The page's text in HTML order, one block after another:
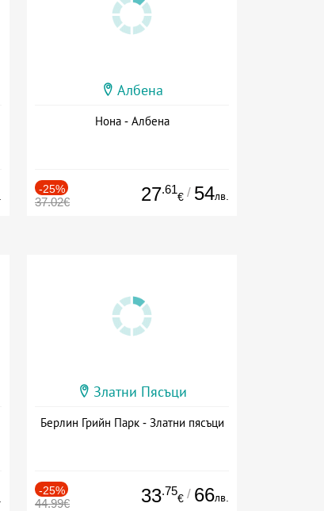
Албена
Нона - Албена
-25%
37.02€ 27.61
€ / 54лв.
Златни Пясъци
Берлин Грийн Парк - Златни пясъци
-25%
44.99€ 33.75
€ / 66лв.